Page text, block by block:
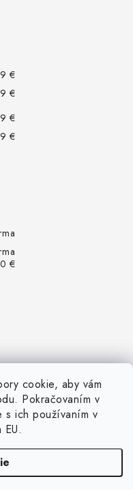
cookie, aby vám
Pokračovaním v
s ich používaním v
€
€
€
€
€